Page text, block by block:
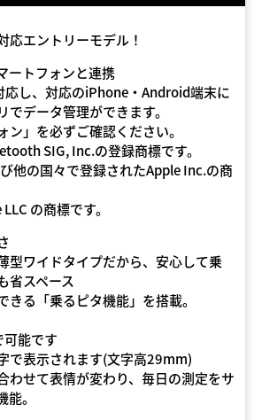
応エントリーモデル！
ートフォンと連携
し、対応のiPhone・Android端末に
でデータ管理ができます。
」を必ずご確認ください。
SIG, Inc.の登録商標です。
他の国々で登録されたApple Inc.の商
の商標です。
型ワイドタイプだから、安心して乗
省スペース
きる「乗るピタ機能」を搭載。
可能です
で表示されます(文字高29mm)
わせて表情が変わり、毎日の測定をサ
。